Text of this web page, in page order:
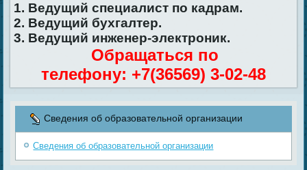
1. Ведущий специалист по кадрам.
2. Ведущий бухгалтер.
3. Ведущий инженер-электроник.
Обращаться по
телефону: +7(36569) 3-02-48
Сведения об образовательной организации
Сведения об образовательной организации